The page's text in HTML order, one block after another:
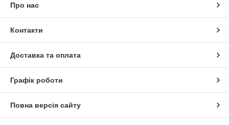
Про нас
Контакти
Доставка та оплата
Графік роботи
Повна версія сайту